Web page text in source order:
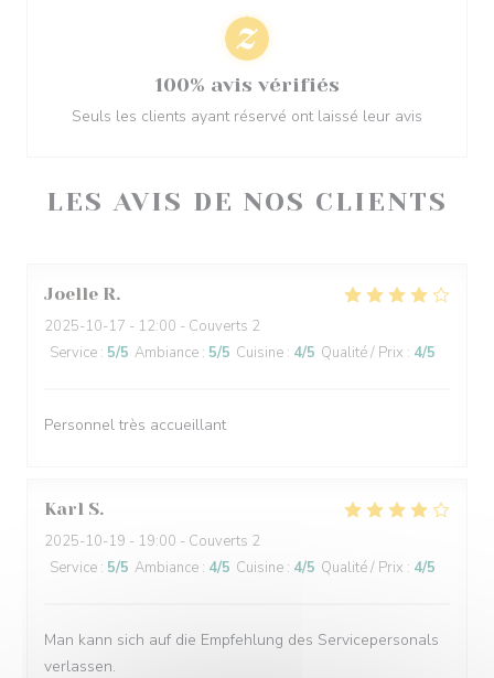
LES AVIS DE NOS CLIENTS
Joelle R
2025-10-17 - 12:00 - Couverts 2
Service : 5/5 Ambiance : 5/5 Cuisine : 4/5 Qualité / Prix : 4/5
Personnel très accueillant
Karl S
2025-10-19 - 19:00 - Couverts 2
Service : 5/5 Ambiance : 4/5 Cuisine : 4/5 Qualité / Prix : 4/5
Man kann sich auf die Empfehlung des Servicepersonals
verlassen.
100% avis vérifiés
Seuls les clients ayant réservé ont laissé leur avis